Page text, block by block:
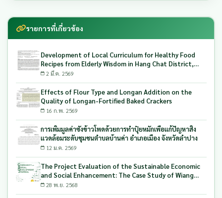
รายการที่เกี่ยวข้อง
Development of Local Curriculum for Healthy Food
Recipes from Elderly Wisdom in Hang Chat District,
Lampang Province Northern of Thailand
2 มี.ค. 2569
Effects of Flour Type and Longan Addition on the
Quality of Longan-Fortified Baked Crackers
16 ก.พ. 2569
การเพิ่มมูลค่าซังข้าวโพดด้วยการทำปุ๋ยหมักเพื่อแก้ปัญหาสิ่ง
แวดล้อมระดับชุมชนตำบลบ้านค่า อำเภอเมือง จังหวัดลำปาง
12 ม.ค. 2569
The Project Evaluation of the Sustainable Economic
and Social Enhancement: The Case Study of Wiang
Mok Subdistrict Northern of Thailand
28 พ.ย. 2568